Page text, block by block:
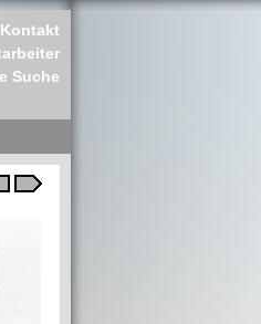
Kontakt
Suche